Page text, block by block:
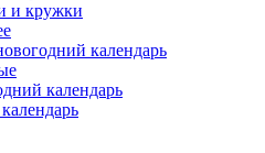
и кружки
календарь
календарь